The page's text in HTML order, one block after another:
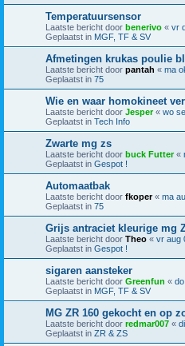
Temperatuursensor
Laatste bericht door benerivo « vr
Geplaatst in MGF, TF & SV
Afmetingen krukas poulie
Laatste bericht door pantah « ma
Geplaatst in 75
Wie en waar homokineet
Laatste bericht door Jesper« wo
Geplaatst in Tech Info
Zwarte mg zs
Laatste bericht door buck Futter«
Geplaatst in Gespot !
Automaatbak
Laatste bericht door fkoper« ma
Geplaatst in 75
Grijs antraciet kleurige mg
Laatste bericht door Theo « vr aug
Geplaatst in Gespot !
sigaren aansteker
Laatste bericht door Greenfun «
Geplaatst in MGF, TF & SV
MG ZR 160 gekocht en op
Laatste bericht door redmar007 «
Geplaatst in ZR & ZS